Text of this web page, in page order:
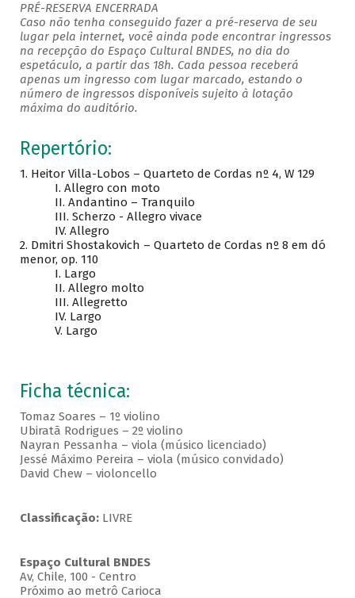
PRÉ-RESERVA ENCERRADA
Caso não tenha conseguido fazer a pré-reserva de seu
lugar pela internet, você ainda pode encontrar ingressos
na recepção do Espaço Cultural BNDES, no dia do
espetáculo, a partir das 18h. Cada pessoa receberá
apenas um ingresso com lugar marcado, estando o
número de ingressos disponíveis sujeito à lotação
máxima do auditório.
Repertório:
1. Heitor Villa-Lobos – Quarteto de Cordas nº 4, W 129
I. Allegro con moto
II. Andantino – Tranquilo
III. Scherzo - Allegro vivace
IV. Allegro
2. Dmitri Shostakovich – Quarteto de Cordas nº 8 em dó
menor, op. 110
I. Largo
II. Allegro molto
III. Allegretto
IV. Largo
V. Largo
Ficha técnica:
Tomaz Soares – 1º violino
Ubiratã Rodrigues – 2º violino
Nayran Pessanha – viola (músico licenciado)
Jessé Máximo Pereira – viola (músico convidado)
David Chew – violoncello
Classificação:LIVRE
Espaço Cultural BNDES
Av, Chile, 100 - Centro
Próximo ao metrô Carioca